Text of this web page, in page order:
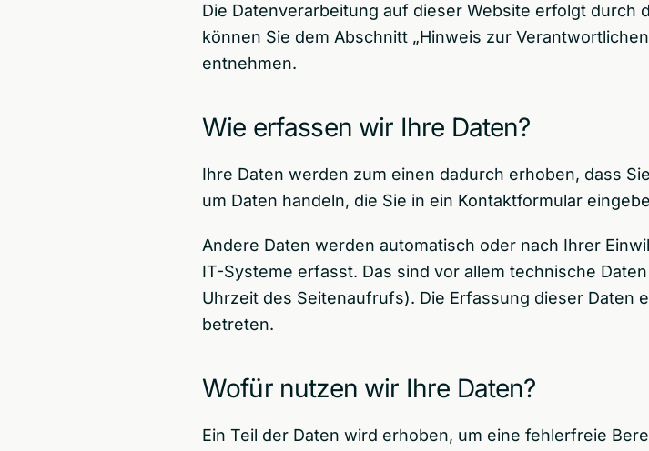
Die Datenverarbeitung auf dieser Website erfolgt durch
können Sie dem Abschnitt „Hinweis zur
entnehmen.
Wie erfassen wir Ihre Daten?
Ihre Daten werden zum einen dadurch erhoben, dass
um Daten handeln, die Sie in ein Kontaktformular
Andere Daten werden automatisch oder nach Ihrer
IT-Systeme erfasst. Das sind vor allem technische
Uhrzeit des Seitenaufrufs). Die Erfassung dieser Daten
betreten.
Wofür nutzen wir Ihre Daten?
Ein Teil der Daten wird erhoben, um eine fehlerfreie